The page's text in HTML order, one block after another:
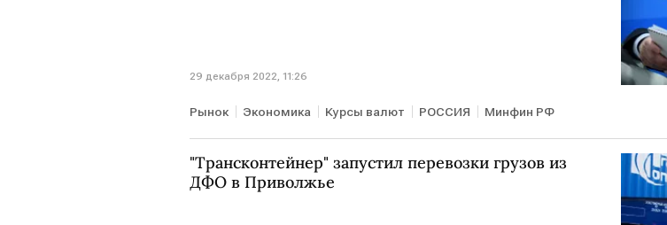
29 декабря 2022, 11:26
Рынок Экономика Курсы валют РОССИЯ Минфин РФ
"Трансконтейнер" запустил перевозки грузов из
ДФО в Приволжье